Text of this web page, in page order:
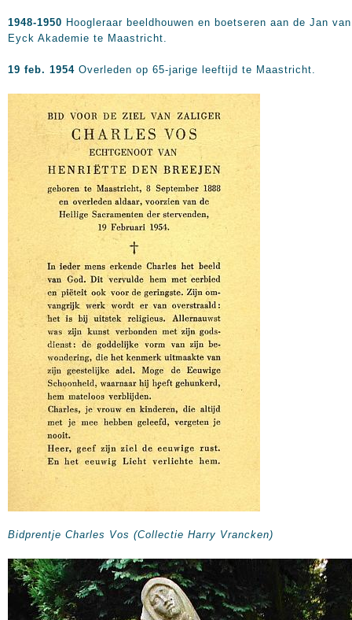
1948-1950 Hoogleraar beeldhouwen en boetseren aan de Jan van
Eyck Akademie te Maastricht.
19 feb. 1954 Overleden op 65-jarige leeftijd te Maastricht.
Bidprentje Charles Vos (Collectie Harry Vrancken)